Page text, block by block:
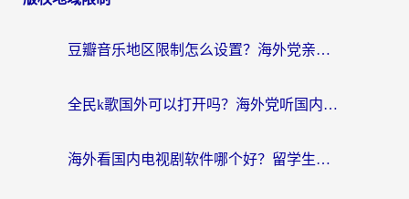
豆瓣音乐地区限制怎么设置？海外党亲测有效的回国加速方案来了
全民k歌国外可以打开吗？海外党听国内音乐听书的实用指南
海外看国内电视剧软件哪个好？留学生亲测有效的追剧加速方案